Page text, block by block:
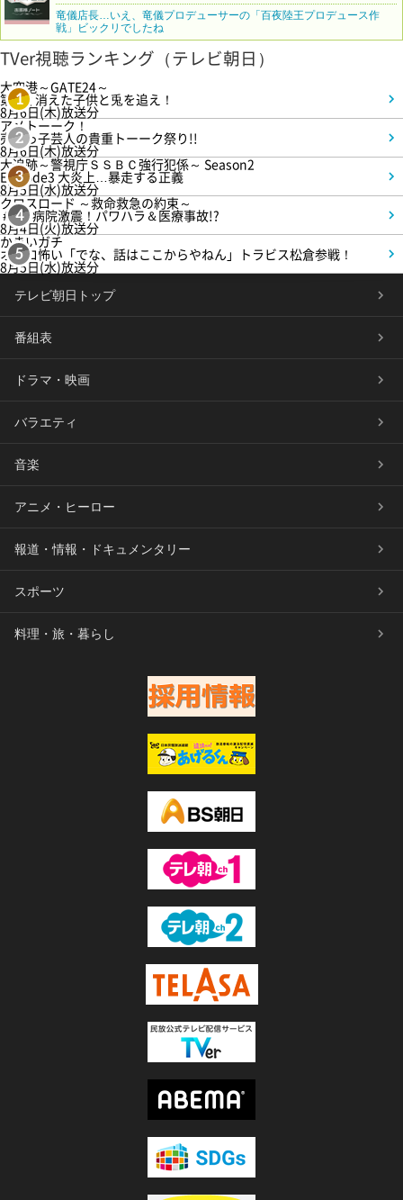
竜儀店長…いえ、竜儀プロデューサーの「百夜陸王プロデュース作
戦」ビックリでしたね
TVer視聴ランキング（テレビ朝日）
1
大空港～GATE24～
第3話 消えた子供と兎を追え！
8月6日(木)放送分
2
アメトーーク！
売れっ子芸人の貴重トーーク祭り!!
8月6日(木)放送分
3
大追跡～警視庁ＳＳＢＣ強行犯係～ Season2
Episode3 大炎上…暴走する正義
8月5日(水)放送分
4
クロスロード ～救命救急の約束～
＃5 病院激震！パワハラ＆医療事故!?
8月4日(火)放送分
5
かまいガチ
オモロ怖い「でな、話はここからやねん」トラビス松倉参戦！
8月5日(水)放送分
テレビ朝日トップ
番組表
ドラマ・映画
バラエティ
音楽
アニメ・ヒーロー
報道・情報・ドキュメンタリー
スポーツ
料理・旅・暮らし